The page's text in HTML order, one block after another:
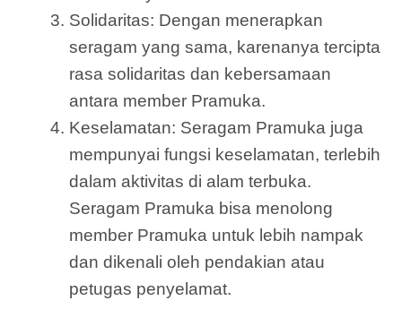
Solidaritas: Dengan menerapkan
seragam yang sama, karenanya tercipta
rasa solidaritas dan kebersamaan
antara member Pramuka.
Keselamatan: Seragam Pramuka juga
mempunyai fungsi keselamatan, terlebih
dalam aktivitas di alam terbuka.
Seragam Pramuka bisa menolong
member Pramuka untuk lebih nampak
dan dikenali oleh pendakian atau
petugas penyelamat.